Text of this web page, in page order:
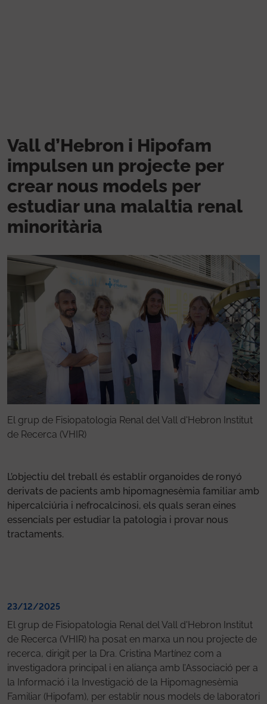
Vall d’Hebron i Hipofam
impulsen un projecte per
crear nous models per
estudiar una malaltia renal
minoritària
El grup de Fisiopatologia Renal del Vall d'Hebron Institut
de Recerca (VHIR)
L’objectiu del treball és establir organoides de ronyó
derivats de pacients amb hipomagnesèmia familiar amb
hipercalciúria i nefrocalcinosi, els quals seran eines
essencials per estudiar la patologia i provar nous
tractaments.
23/12/2025
El grup de Fisiopatologia Renal del Vall d'Hebron Institut
de Recerca (VHIR) ha posat en marxa un nou projecte de
recerca, dirigit per la Dra. Cristina Martínez com a
investigadora principal i en aliança amb l’Associació per a
la Informació i la Investigació de la Hipomagnesèmia
Familiar (Hipofam), per establir nous models de laboratori